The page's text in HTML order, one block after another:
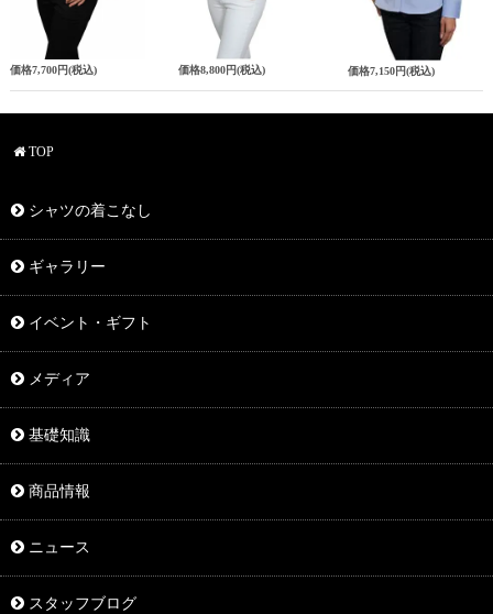
価格7,700円(税込) 価格8,800円(税込) 価格7,150円(税込)
TOP
シャツの着こなし
ギャラリー
イベント・ギフト
メディア
基礎知識
商品情報
ニュース
スタッフブログ